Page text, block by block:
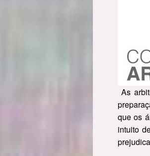
As
que os
intuito